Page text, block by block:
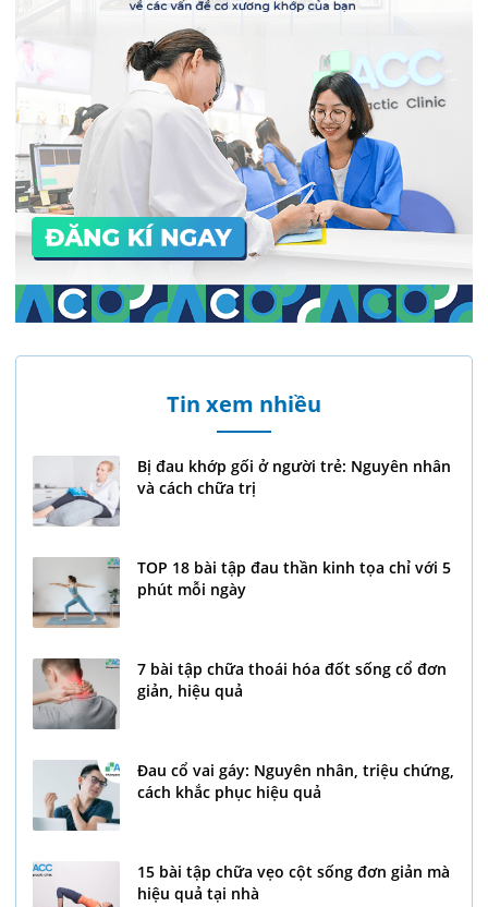
Tin xem nhiều
Bị đau khớp gối ở người trẻ: Nguyên nhân
và cách chữa trị
TOP 18 bài tập đau thần kinh tọa chỉ với 5
phút mỗi ngày
7 bài tập chữa thoái hóa đốt sống cổ đơn
giản, hiệu quả
Đau cổ vai gáy: Nguyên nhân, triệu chứng,
cách khắc phục hiệu quả
15 bài tập chữa vẹo cột sống đơn giản mà
hiệu quả tại nhà